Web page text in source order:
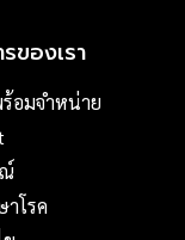
ของเรา
อมจำหน่าย
าโรค